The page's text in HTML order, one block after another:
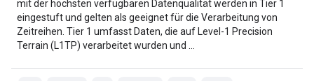
mit der höchsten verfügbaren Datenqualität werden in Tier 1
eingestuft und gelten als geeignet für die Verarbeitung von
Zeitreihen. Tier 1 umfasst Daten, die auf Level-1 Precision
Terrain (L1TP) verarbeitet wurden und …